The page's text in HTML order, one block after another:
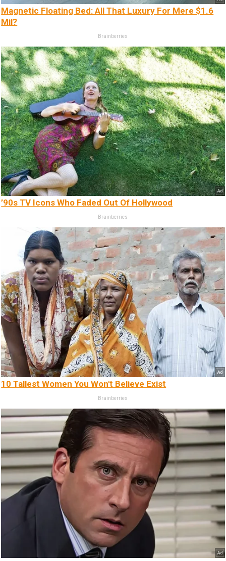
Magnetic Floating Bed: All That Luxury For Mere $1.6
Mil?
Brainberries
’90s TV Icons Who Faded Out Of Hollywood
Brainberries
10 Tallest Women You Won't Believe Exist
Brainberries